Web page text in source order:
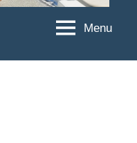
Menu